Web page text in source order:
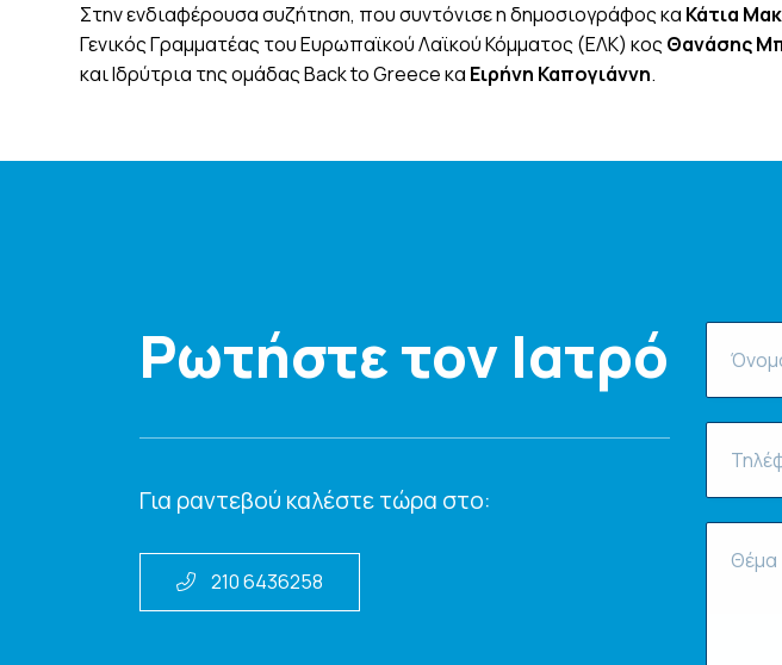
Στην ενδιαφέρουσα συζήτηση, που συντόνισε η δημοσιογράφος κα Κάτια
Γενικός Γραμματέας του Ευρωπαϊκού Λαϊκού Κόμματος (ΕΛΚ) κος Θανάσης
και Ιδρύτρια της ομάδας Back to Greece κα Ειρήνη Καπογιάννη.
Ρωτήστε τον Ιατρό
Για ραντεβού καλέστε τώρα στο:
210 6436258